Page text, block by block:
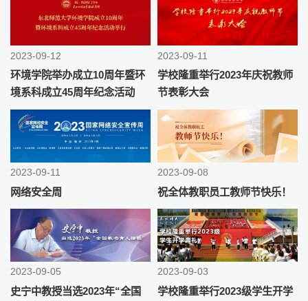
2023-09-12
环境学院举办成立10周年暨环
境系科成立45周年纪念活动
2023-09-11
学校隆重举行2023年庆祝教师
节表彰大会
2023-09-11
网络安全周
2023-09-08
祝全体教职员工教师节快乐！
2023-09-05
史宁中教授当选2023年“全国
2023-09-03
学校隆重举行2023级学生开学